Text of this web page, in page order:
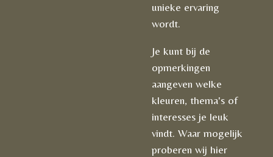
unieke ervaring
wordt.
Je kunt bij de
opmerkingen
aangeven welke
kleuren, thema's of
interesses je leuk
vindt. Waar mogelijk
proberen wij hier